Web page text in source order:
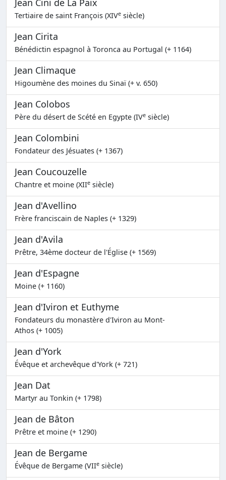
Jean Cini de La Paix
Tertiaire de saint François (XIVe siècle)
Jean Cirita
Bénédictin espagnol à Toronca au Portugal (+ 1164)
Jean Climaque
Higoumène des moines du Sinaï (+ v. 650)
Jean Colobos
Père du désert de Scété en Egypte (IVe siècle)
Jean Colombini
Fondateur des Jésuates (+ 1367)
Jean Coucouzelle
Chantre et moine (XIIe siècle)
Jean d'Avellino
Frère franciscain de Naples (+ 1329)
Jean d'Avila
Prêtre, 34ème docteur de l'Église (+ 1569)
Jean d'Espagne
Moine (+ 1160)
Jean d'Iviron et Euthyme
Fondateurs du monastère d'Iviron au Mont-
Athos (+ 1005)
Jean d'York
Évêque et archevêque d'York (+ 721)
Jean Dat
Martyr au Tonkin (+ 1798)
Jean de Bâton
Prêtre et moine (+ 1290)
Jean de Bergame
Évêque de Bergame (VIIe siècle)